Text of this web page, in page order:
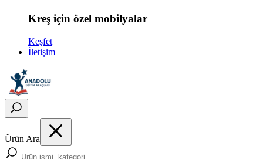
Kreş için özel mobilyalar
Keşfet
İletişim
Ürün Ara